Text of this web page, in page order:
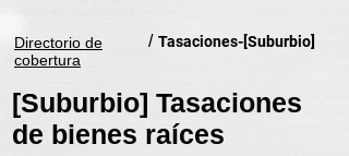
Directorio de
cobertura
/ Tasaciones-[Suburbio]
[Suburbio] Tasaciones
de bienes raíces